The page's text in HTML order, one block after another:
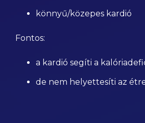
könnyű/közepes kardió
Fontos:
a kardió segíti a
de nem helyettesíti az